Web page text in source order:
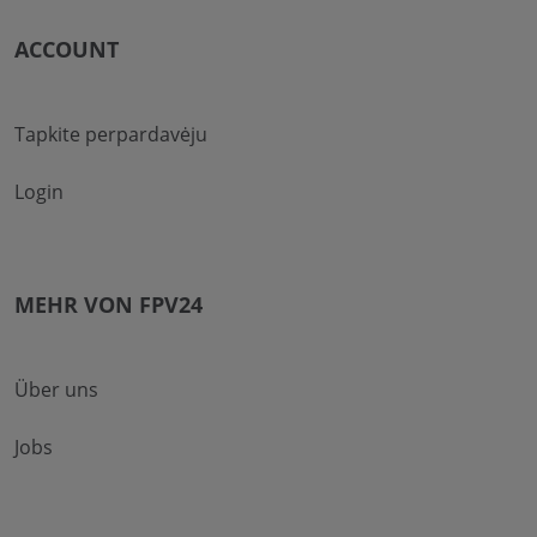
ACCOUNT
Tapkite perpardavėju
Login
MEHR VON FPV24
Über uns
Jobs